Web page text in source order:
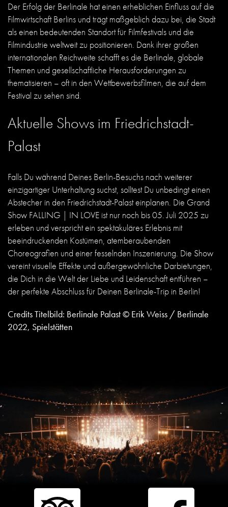
Der Erfolg der Berlinale hat einen erheblichen Einfluss auf die
Filmwirtschaft Berlins und trägt maßgeblich dazu bei, die Stadt
als einen bedeutenden Standort für Filmfestivals und die
Filmindustrie weltweit zu positionieren. Dank ihrer großen
internationalen Reichweite schafft es die Berlinale, globale
Themen und gesellschaftliche Herausforderungen zu
thematisieren – oft in den Wettbewerbsfilmen, die auf dem
Festival zu sehen sind.
Aktuelle Shows im Friedrichstadt-
Palast
Falls Du während Deines Berlin-Besuchs nach weiterer
einzigartiger Unterhaltung suchst, solltest Du unbedingt einen
Abstecher in den Friedrichstadt-Palast einplanen. Die Grand
Show FALLING | IN LOVE ist nur noch bis 05. Juli 2025 zu
erleben und verspricht ein spektakuläres Erlebnis mit
beeindruckenden Kostümen, atemberaubenden
Choreografien und einer fesselnden Inszenierung. Die Show
vereint visuelle Effekte und außergewöhnliche Darbietungen,
die Dich in die Welt der Liebe und Leidenschaft entführen –
der perfekte Abschluss für Deinen Berlinale-Trip in Berlin!
Credits Titelbild: Berlinale Palast © Erik Weiss / Berlinale
2022, Spielstätten